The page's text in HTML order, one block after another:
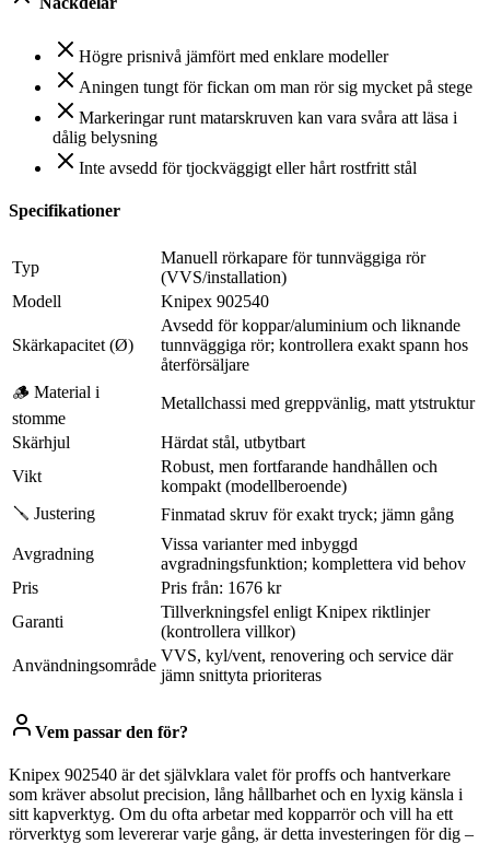
Högre prisnivå jämfört med enklare modeller
Aningen tungt för fickan om man rör sig mycket på stege
Markeringar runt matarskruven kan vara svåra att läsa i
dålig belysning
Inte avsedd för tjockväggigt eller hårt rostfritt stål
Specifikationer
Typ
Manuell rörkapare för tunnväggiga rör
(VVS/installation)
Modell
Knipex 902540
Skärkapacitet (Ø)
Avsedd för koppar/aluminium och liknande
tunnväggiga rör; kontrollera exakt spann hos
återförsäljare
🪵 Material i
stomme
Metallchassi med greppvänlig, matt ytstruktur
Skärhjul
Härdat stål, utbytbart
Vikt
Robust, men fortfarande handhållen och
kompakt (modellberoende)
🪛 Justering
Finmatad skruv för exakt tryck; jämn gång
Avgradning
Vissa varianter med inbyggd
avgradningsfunktion; komplettera vid behov
Pris
Pris från: 1676 kr
Garanti
Tillverkningsfel enligt Knipex riktlinjer
(kontrollera villkor)
Användningsområde
VVS, kyl/vent, renovering och service där
jämn snittyta prioriteras
Vem passar den för?
Knipex 902540 är det självklara valet för proffs och hantverkare
som kräver absolut precision, lång hållbarhet och en lyxig känsla i
sitt kapverktyg. Om du ofta arbetar med kopparrör och vill ha ett
rörverktyg som levererar varje gång, är detta investeringen för dig –